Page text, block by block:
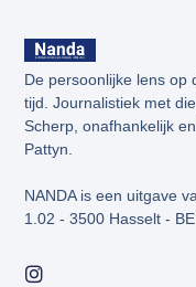
De persoonlijke lens op
tijd. Journalistiek met
Scherp, onafhankelijk
Pattyn.
NANDA is een uitgave
1.02 - 3500 Hasselt -